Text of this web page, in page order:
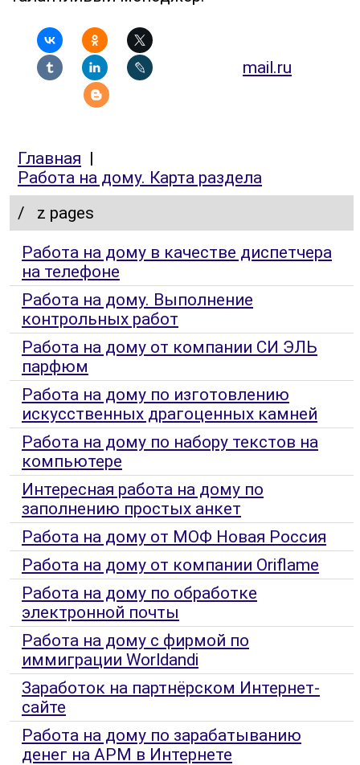
mail.ru
Главная |
Работа на дому. Карта раздела
/
z pages
Работа на дому в качестве диспетчера
на телефоне
Работа на дому. Выполнение
контрольных работ
Работа на дому от компании СИ ЭЛЬ
парфюм
Работа на дому по изготовлению
искусственных драгоценных камней
Работа на дому по набору текстов на
компьютере
Интересная работа на дому по
заполнению простых анкет
Работа на дому от МОФ Новая Россия
Работа на дому от компании Oriflame
Работа на дому по обработке
электронной почты
Работа на дому с фирмой по
иммиграции Worldandi
Заработок на партнёрском Интернет-
сайте
Работа на дому по зарабатыванию
денег на АРМ в Интернете